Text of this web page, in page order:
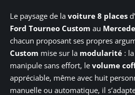
Le paysage de la voiture 8 places
Ford Tourneo Custom au
chacun proposant ses propres
Custom mise sur la modularité :
manipule sans effort, le volume
appréciable, même avec huit
manuelle ou automatique, il